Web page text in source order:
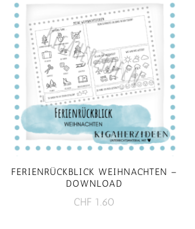
FERIENRÜCKBLICK WEIHNACHTEN –
DOWNLOAD
CHF 1.60